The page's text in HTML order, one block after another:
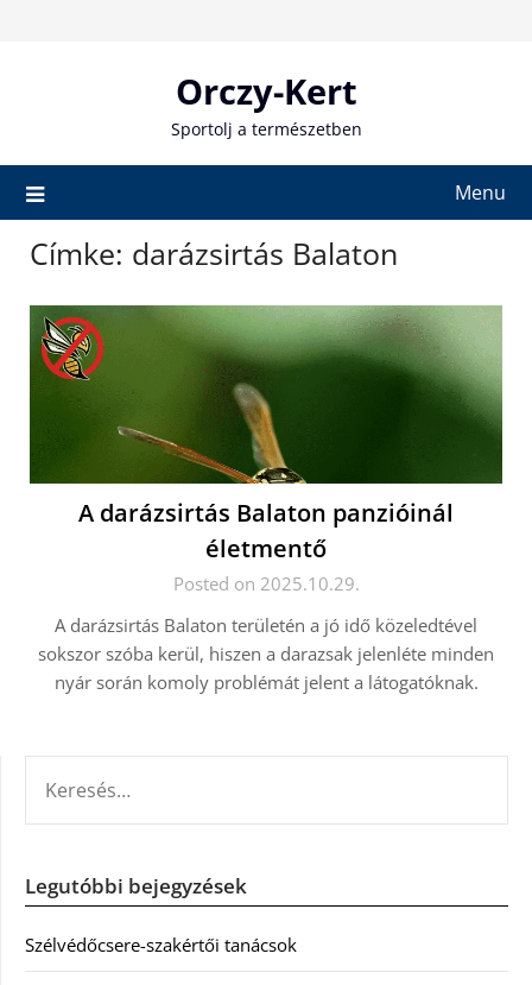
Orczy-Kert
Sportolj a természetben
Menu
Címke: darázsirtás Balaton
A darázsirtás Balaton panzióinál
életmentő
Posted on 2025.10.29.
A darázsirtás Balaton területén a jó idő közeledtével
sokszor szóba kerül, hiszen a darazsak jelenléte minden
nyár során komoly problémát jelent a látogatóknak.
Legutóbbi bejegyzések
Szélvédőcsere-szakértői tanácsok